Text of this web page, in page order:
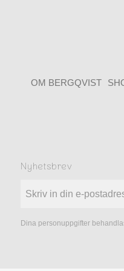
OM BERGQVIST
Nyhetsbrev
Dina personuppgifter